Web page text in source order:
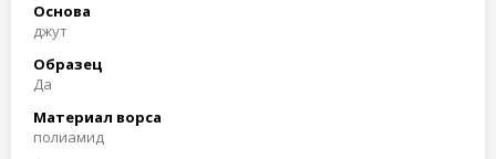
Основа
джут
Образец
Да
Материал ворса
полиамид